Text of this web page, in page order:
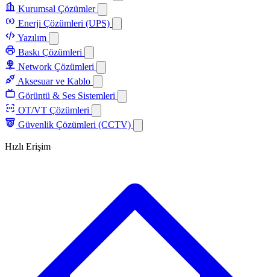
Kurumsal Çözümler
Enerji Çözümleri (UPS)
Yazılım
Baskı Çözümleri
Network Çözümleri
Aksesuar ve Kablo
Görüntü & Ses Sistemleri
OT/VT Çözümleri
Güvenlik Çözümleri (CCTV)
Hızlı Erişim